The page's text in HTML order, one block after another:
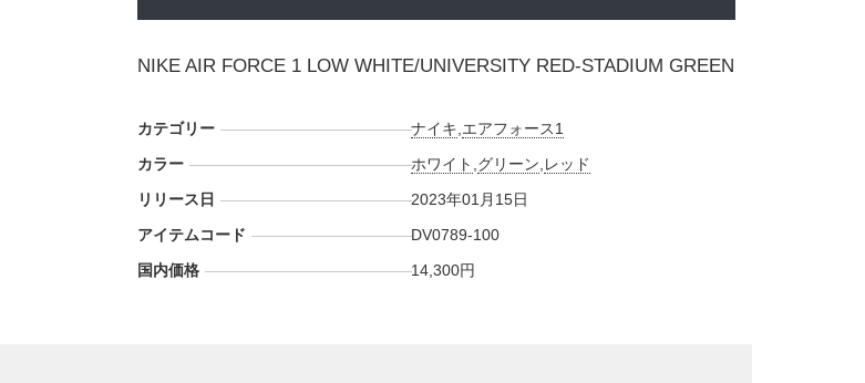
NIKE AIR FORCE 1 LOW WHITE/UNIVERSITY RED-STADIUM GREEN
カテゴリー ナイキ エアフォース1
カラー
ホワイト グリーン レッド
リリース日
2023年01月15日
アイテムコード
DV0789-100
国内価格
14,300円